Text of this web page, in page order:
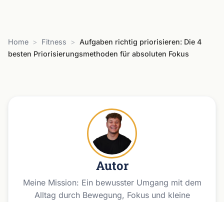
Home > Fitness >
Aufgaben richtig priorisieren: Die 4
besten Priorisierungsmethoden für absoluten Fokus
Autor
Meine Mission: Ein bewusster Umgang mit dem
Alltag durch Bewegung, Fokus und kleine